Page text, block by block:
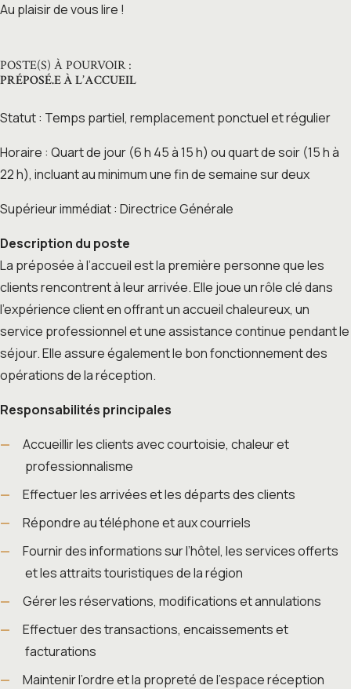
Au plaisir de vous lire !
POSTE(S) À POURVOIR :
PRÉPOSÉ.E À L’ACCUEIL
Statut : Temps partiel, remplacement ponctuel et régulier
Horaire : Quart de jour (6 h 45 à 15 h) ou quart de soir (15 h à
22 h), incluant au minimum une fin de semaine sur deux
Supérieur immédiat : Directrice Générale
Description du poste
La préposée à l’accueil est la première personne que les
clients rencontrent à leur arrivée. Elle joue un rôle clé dans
l’expérience client en offrant un accueil chaleureux, un
service professionnel et une assistance continue pendant le
séjour. Elle assure également le bon fonctionnement des
opérations de la réception.
Responsabilités principales
Accueillir les clients avec courtoisie, chaleur et
professionnalisme
Effectuer les arrivées et les départs des clients
Répondre au téléphone et aux courriels
Fournir des informations sur l’hôtel, les services offerts
et les attraits touristiques de la région
Gérer les réservations, modifications et annulations
Effectuer des transactions, encaissements et
facturations
Maintenir l’ordre et la propreté de l’espace réception